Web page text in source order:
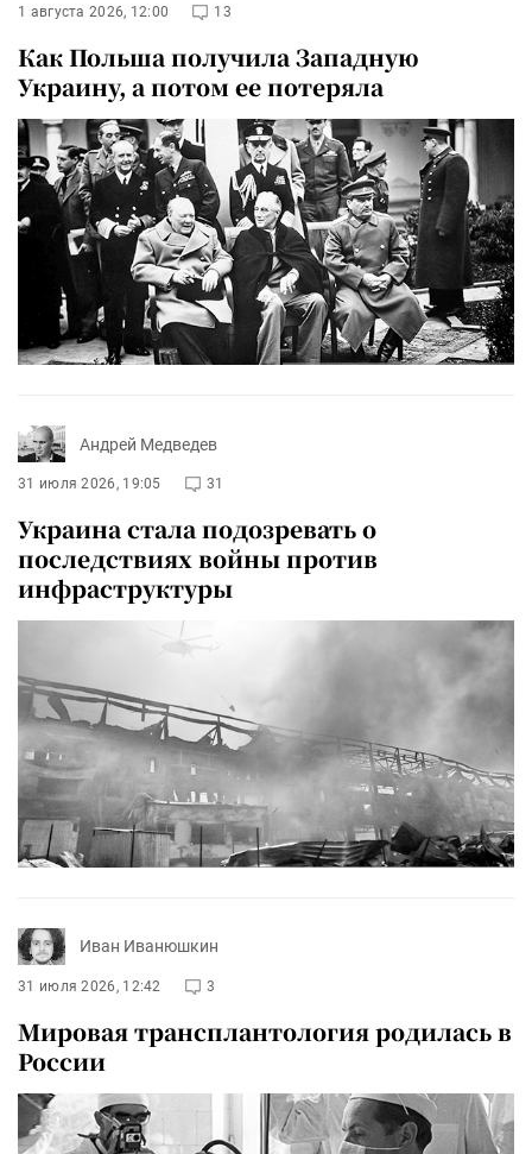
1 августа 2026, 12:00 13
Как Польша получила Западную
Украину, а потом ее потеряла
Андрей Медведев
31 июля 2026, 19:05 31
Украина стала подозревать о
последствиях войны против
инфраструктуры
Иван Иванюшкин
31 июля 2026, 12:42 3
Мировая трансплантология родилась в
России